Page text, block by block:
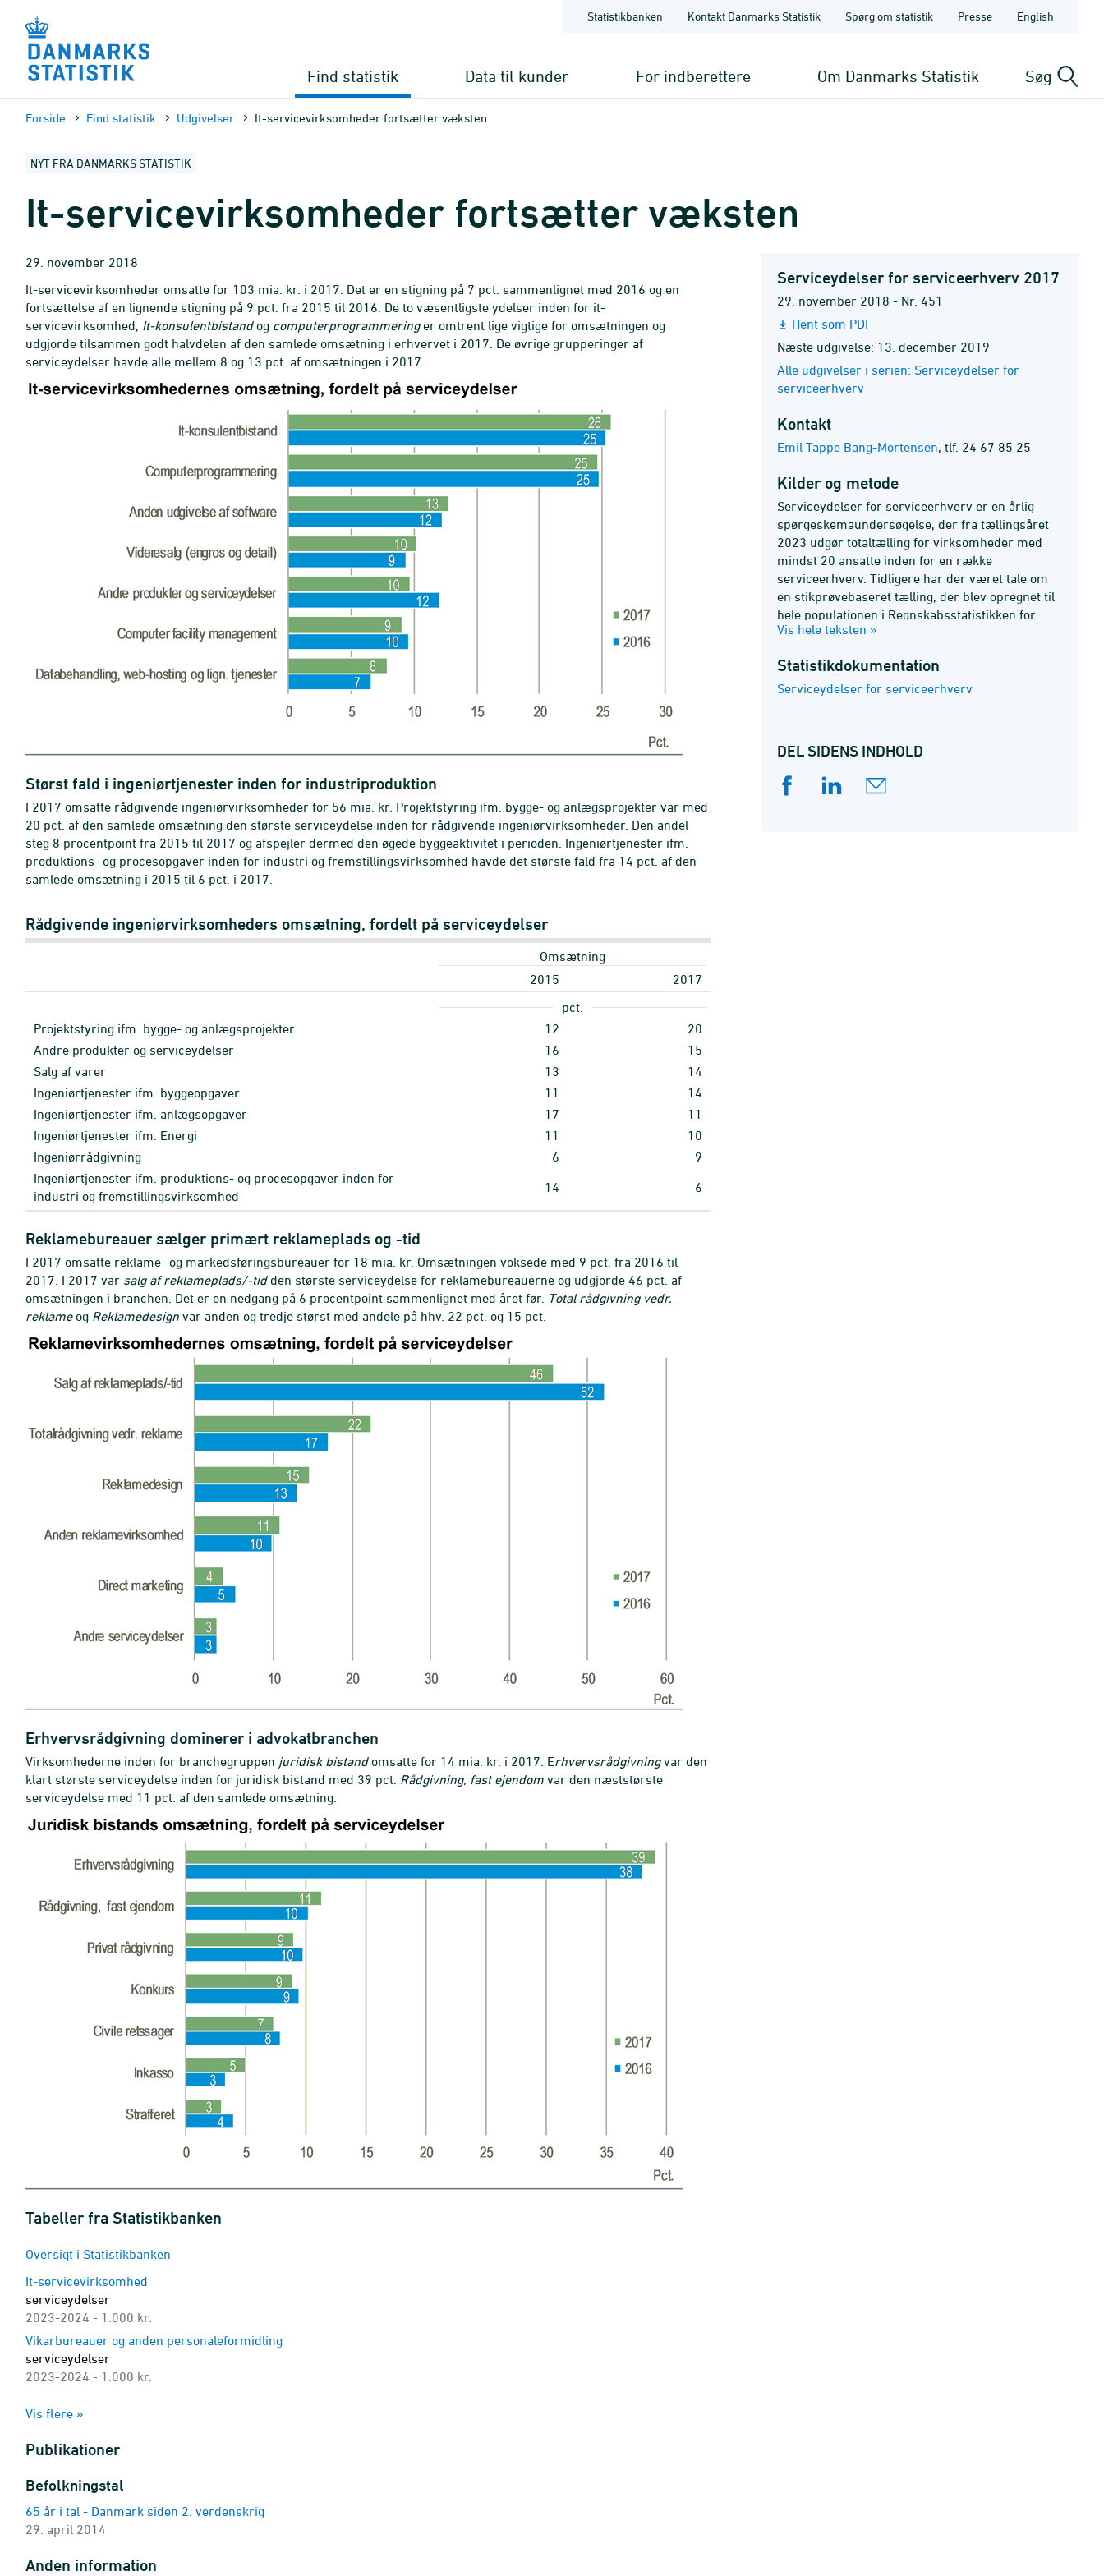
sidens
indhold
Statistikbanken Kontakt Danmarks Statistik Spørg om statistik Presse English
Find statistik Data til kunder For indberettere Om Danmarks Statistik Søg
Forside Find statistik Udgivelser It-servicevirksomheder fortsætter væksten
NYT FRA DANMARKS STATISTIK
It-servicevirksomheder fortsætter væksten
29. november 2018
It-servicevirksomheder omsatte for 103 mia. kr. i 2017. Det er en stigning på 7 pct. sammenlignet med 2016 og en
fortsættelse af en lignende stigning på 9 pct. fra 2015 til 2016. De to væsentligste ydelser inden for it-
servicevirksomhed, It-konsulentbistandog computerprogrammeringer omtrent lige vigtige for omsætningen og
udgjorde tilsammen godt halvdelen af den samlede omsætning i erhvervet i 2017. De øvrige grupperinger af
serviceydelser havde alle mellem 8 og 13 pct. af omsætningen i 2017.
Størst fald i ingeniørtjenester inden for industriproduktion
I 2017 omsatte rådgivende ingeniørvirksomheder for 56 mia. kr. Projektstyring ifm. bygge- og anlægsprojekter var med
20 pct. af den samlede omsætning den største serviceydelse inden for rådgivende ingeniørvirksomheder. Den andel
steg 8 procentpoint fra 2015 til 2017 og afspejler dermed den øgede byggeaktivitet i perioden. Ingeniørtjenester ifm.
produktions- og procesopgaver inden for industri og fremstillingsvirksomhed havde det største fald fra 14 pct. af den
samlede omsætning i 2015 til 6 pct. i 2017.
Rådgivende ingeniørvirksomheders omsætning, fordelt på serviceydelser
Omsætning
2015
2017
pct.
Projektstyring ifm. bygge- og anlægsprojekter
12
20
Andre produkter og serviceydelser
16
15
Salg af varer
13
14
Ingeniørtjenester ifm. byggeopgaver
11
14
Ingeniørtjenester ifm. anlægsopgaver
17
11
Ingeniørtjenester ifm. Energi
11
10
Ingeniørrådgivning
6
9
Ingeniørtjenester ifm. produktions- og procesopgaver inden for
industri og fremstillingsvirksomhed
14 6
Reklamebureauer sælger primært reklameplads og -tid
I 2017 omsatte reklame- og markedsføringsbureauer for 18 mia. kr. Omsætningen voksede med 9 pct. fra 2016 til
2017. I 2017 var salg af reklameplads/-tidden største serviceydelse for reklamebureauerne og udgjorde 46 pct. af
omsætningen i branchen. Det er en nedgang på 6 procentpoint sammenlignet med året før. Total rådgivning vedr.
reklameog Reklamedesign var anden og tredje størst med andele på hhv. 22 pct. og 15 pct.
Erhvervsrådgivning dominerer i advokatbranchen
Virksomhederne inden for branchegruppen juridisk bistandomsatte for 14 mia. kr. i 2017. Erhvervsrådgivningvar den
klart største serviceydelse inden for juridisk bistand med 39 pct. Rådgivning, fast ejendom var den næststørste
serviceydelse med 11 pct. af den samlede omsætning.
Serviceydelser for serviceerhverv 2017
29. november 2018 - Nr. 451
Hent som PDF
Næste udgivelse: 13. december 2019
Alle udgivelser i serien: Serviceydelser for
serviceerhverv
Kontakt
Emil Tappe Bang-Mortensen, tlf. 24 67 85 25
Kilder og metode
Serviceydelser for serviceerhverv er en årlig
spørgeskemaundersøgelse, der fra tællingsåret
2023 udgør totaltælling for virksomheder med
mindst 20 ansatte inden for en række
serviceerhverv. Tidligere har der været tale om
en stikprøvebaseret tælling, der blev opregnet til
hele populationen i Regnskabsstatistikken for
private byerhverv. Virksomhederne bliver bedt
enkelte serviceydelser.
Vis hele teksten »
Statistik­dokumentation
Serviceydelser for serviceerhverv
DEL SIDENS INDHOLD
Tabeller fra Statistikbanken
Oversigt i Statistikbanken
It-servicevirksomhed
serviceydelser
2023-2024 - 1.000 kr.
Vikarbureauer og anden personaleformidling
serviceydelser
2023-2024 - 1.000 kr.
serviceydelser.
Juridisk bistand
serviceydelser
2023-2024 - 1.000 kr.
Bogføring- og revisionsvirksomhed
serviceydelser
Vis flere »
Publikationer
Befolkningstal
65 år i tal - Danmark siden 2. verdenskrig
29. april 2014
Anden information